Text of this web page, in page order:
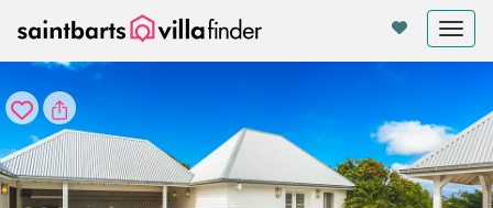
Cookie-Einstellungen